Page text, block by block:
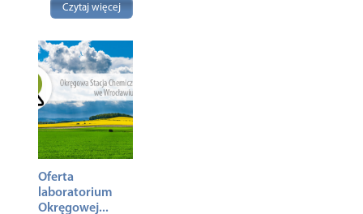
Czytaj więcej
Oferta
laboratorium
Okręgowej...